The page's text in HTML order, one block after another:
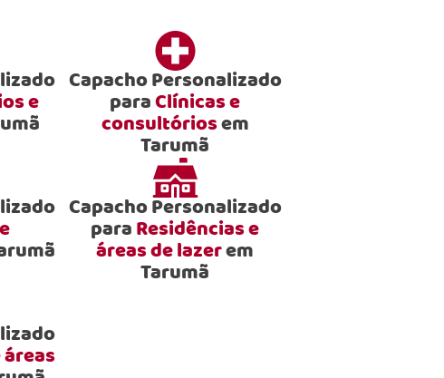
e
Capacho Personalizado
paraClínicas e
consultóriosem
Tarumã
Capacho Personalizado
paraResidências e
áreas de lazerem
Tarumã